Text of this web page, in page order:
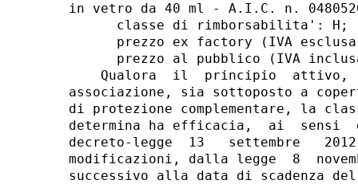
in vetro da 40 ml - A.I.C. n.
      classe di rimborsabilita': H;
prezzo ex factory (IVA
prezzo al pubblico (IVA
Qualora  il  principio  attivo,
associazione, sia sottoposto a
di protezione complementare, la
determina ha efficacia,  ai  sensi
decreto-legge  13   settembre
modificazioni, dalla legge  8
successivo alla data di scadenza